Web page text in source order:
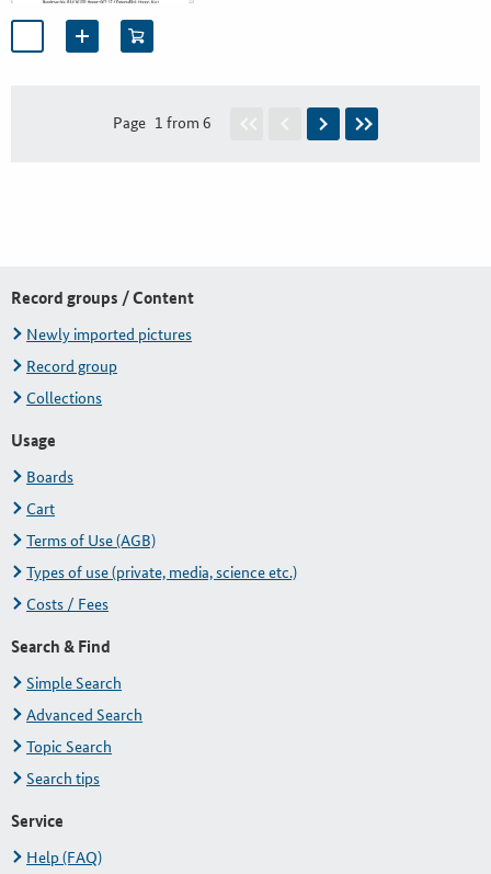
Page 1 from 6
Record groups / Content
Newly imported pictures
Record group
Collections
Usage
Boards
Cart
Terms of Use (AGB)
Types of use (private, media, science etc.)
Costs / Fees
Search & Find
Simple Search
Advanced Search
Topic Search
Search tips
Service
Help (FAQ)